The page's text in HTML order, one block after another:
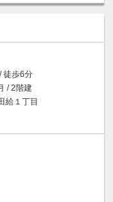
/ 徒歩6分
/ 2階建
給１丁目